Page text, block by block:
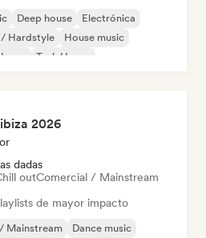
Deep house
Electrónica
Hardstyle
House music
Tech House
2026
dadas
outComercial / Mainstream
de mayor impacto
Mainstream
Dance music